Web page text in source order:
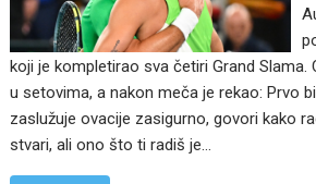
koji je kompletirao sva četiri Grand Slama.
u setovima, a nakon meča je rekao: Prvo
zaslužuje ovacije zasigurno, govori kako
stvari, ali ono što ti radiš je…